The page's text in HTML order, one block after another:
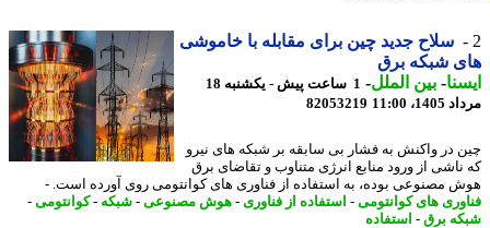
سلاح جدید چین برای مقابله با خاموشی
شبکه برق
-بین الملل-
1 ساعت پیش - یکشنبه 18
11:00
82053219
در واکنش به فشار بی سابقه بر شبکه های نیرو
از ورود منابع انرژی متناوب و تقاضای برق
مصنوعی بوده، به استفاده از فناوری های کوانتومی روی آورده است. -
های کوانتومی-استفاده از فناوری- هوش مصنوعی-شبکه-کوانتومی-
برق - استفاده